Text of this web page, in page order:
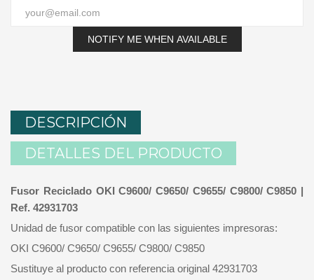
NOTIFY ME WHEN AVAILABLE
DESCRIPCIÓN
DETALLES DEL PRODUCTO
Fusor Reciclado OKI C9600/ C9650/ C9655/ C9800/ C9850 |
Ref. 42931703
Unidad de fusor compatible con las siguientes impresoras:
OKI C9600/ C9650/ C9655/ C9800/ C9850
Sustituye al producto con referencia original 42931703